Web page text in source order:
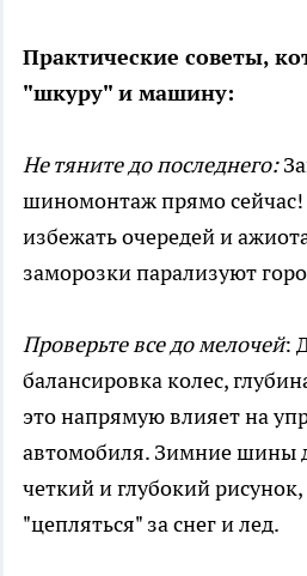
Практические советы,
"шкуру" и машину:
Не тяните до последнего:
шиномонтаж прямо сейчас!
избежать очередей и
заморозки парализуют
Проверьте все до мелочей:
балансировка колес,
это напрямую влияет на
автомобиля. Зимние шины
четкий и глубокий
"цепляться" за снег и лед.